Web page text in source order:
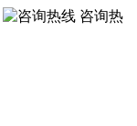
咨询热